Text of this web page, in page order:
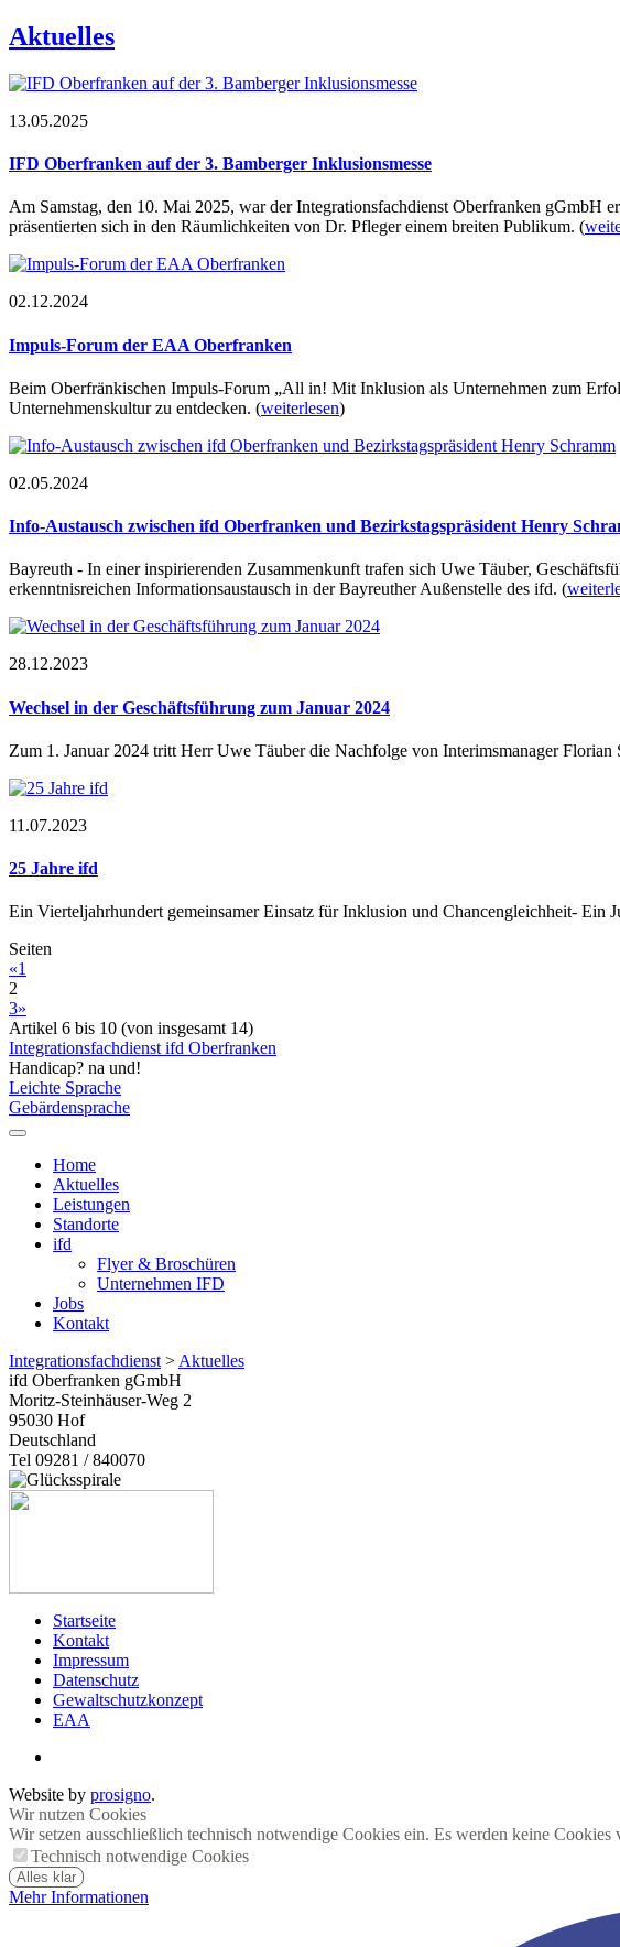
Aktuelles
13.05.2025
IFD Oberfranken auf der 3. Bamberger Inklusionsmesse
Am Samstag, den 10. Mai 2025, war der Integrationsfachdienst Oberfranken gGmbH
präsentierten sich in den Räumlichkeiten von Dr. Pfleger einem breiten Publikum. (
02.12.2024
Impuls-Forum der EAA Oberfranken
Beim Oberfränkischen Impuls-Forum „All in! Mit Inklusion als Unternehmen zum
Unternehmenskultur zu entdecken. (weiterlesen)
02.05.2024
Info-Austausch zwischen ifd Oberfranken und Bezirkstagspräsident Henry
Bayreuth - In einer inspirierenden Zusammenkunft trafen sich Uwe Täuber,
erkenntnisreichen Informationsaustausch in der Bayreuther Außenstelle des ifd. (
28.12.2023
Wechsel in der Geschäftsführung zum Januar 2024
Zum 1. Januar 2024 tritt Herr Uwe Täuber die Nachfolge von Interimsmanager
11.07.2023
25 Jahre ifd
Ein Vierteljahrhundert gemeinsamer Einsatz für Inklusion und Chancengleichheit- Ein
Seiten
«1
2
3»
Artikel 6 bis 10 (von insgesamt 14)
Integrationsfachdienst ifd Oberfranken
Handicap? na und!
Leichte Sprache
Gebärdensprache
Home
Aktuelles
Leistungen
Standorte
ifd
Flyer & Broschüren
Unternehmen IFD
Jobs
Kontakt
Integrationsfachdienst>Aktuelles
ifd Oberfranken gGmbH
Moritz-Steinhäuser-Weg 2
95030 Hof
Deutschland
Tel 09281 / 840070
Startseite
Kontakt
Impressum
Datenschutz
Gewaltschutzkonzept
EAA
Website by prosigno.
Wir nutzen Cookies
Wir setzen ausschließlich technisch notwendige Cookies ein. Es werden keine Cookies
Technisch notwendige Cookies
Alles klar
Mehr Informationen